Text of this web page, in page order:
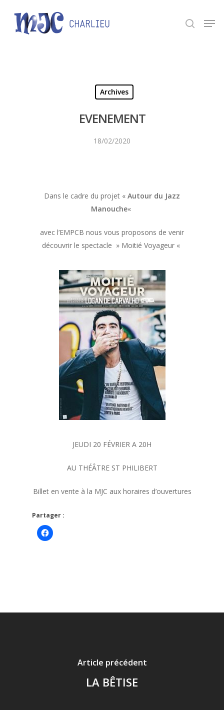
Archives
EVENEMENT
18/02/2020
Dans le cadre du projet « Autour du Jazz
Manouche«
avec l’EMPCB nous vous proposons de venir
découvrir le spectacle » Moitié Voyageur «
JEUDI 20 FÉVRIER A 20H
AU THÉÂTRE ST PHILIBERT
Billet en vente à la MJC aux horaires d’ouvertures
Partager :
Cliquez
pour
Article précédent
LA BÊTISE